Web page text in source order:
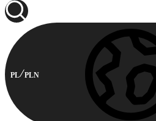
PL PLN